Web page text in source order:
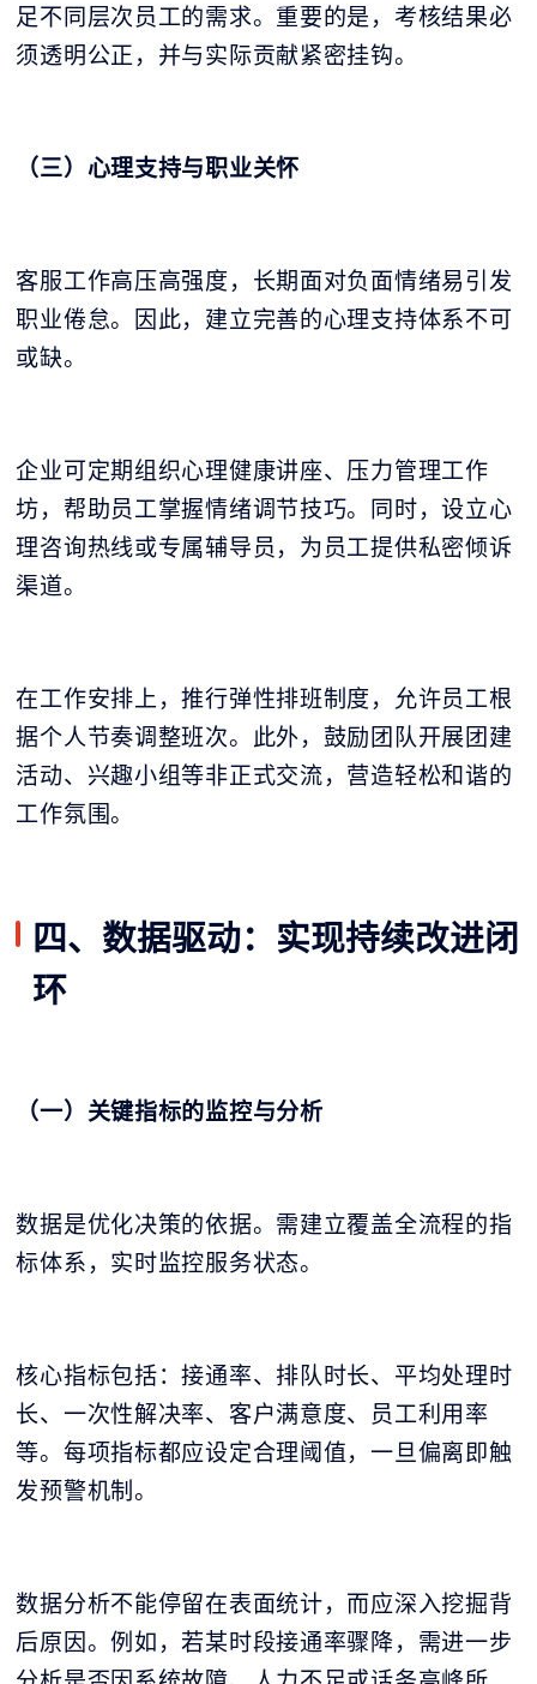
足不同层次员工的需求。重要的是，考核结果必
须透明公正，并与实际贡献紧密挂钩。
（三）心理支持与职业关怀
客服工作高压高强度，长期面对负面情绪易引发
职业倦怠。因此，建立完善的心理支持体系不可
或缺。
企业可定期组织心理健康讲座、压力管理工作
坊，帮助员工掌握情绪调节技巧。同时，设立心
理咨询热线或专属辅导员，为员工提供私密倾诉
渠道。
在工作安排上，推行弹性排班制度，允许员工根
据个人节奏调整班次。此外，鼓励团队开展团建
活动、兴趣小组等非正式交流，营造轻松和谐的
工作氛围。
四、数据驱动：实现持续改进闭
环
（一）关键指标的监控与分析
数据是优化决策的依据。需建立覆盖全流程的指
标体系，实时监控服务状态。
核心指标包括：接通率、排队时长、平均处理时
长、一次性解决率、客户满意度、员工利用率
等。每项指标都应设定合理阈值，一旦偏离即触
发预警机制。
数据分析不能停留在表面统计，而应深入挖掘背
后原因。例如，若某时段接通率骤降，需进一步